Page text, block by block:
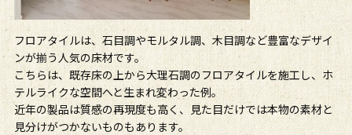
フロアタイルは、石目調やモルタル調、木目調など豊富なデザイ
ンが揃う人気の床材です。
こちらは、既存床の上から大理石調のフロアタイルを施工し、ホ
テルライクな空間へと生まれ変わった例。
近年の製品は質感の再現度も高く、見た目だけでは本物の素材と
見分けがつかないものもあります。